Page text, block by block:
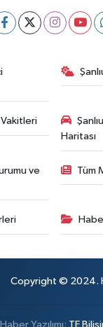
Vakitleri
Haritası
ve
Tüm
Copyright © 2024.
Haber Yazılımı: TE